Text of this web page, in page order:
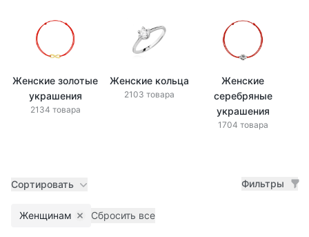
Женские золотые
украшения
2134 товара
Женские кольца
2103 товара
Женские
серебряные
украшения
1704 товара
Сортировать Фильтры
Женщинам Remove filter
Сбросить все